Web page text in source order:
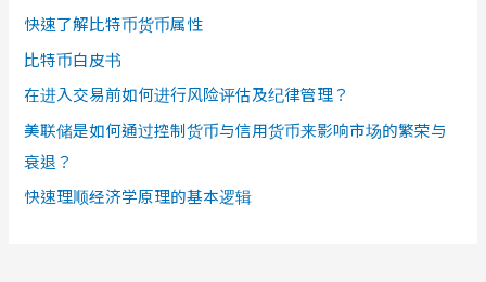
快速了解比特币货币属性
比特币白皮书
在进入交易前如何进行风险评估及纪律管理？
美联储是如何通过控制货币与信用货币来影响市场的繁荣与
衰退？
快速理顺经济学原理的基本逻辑